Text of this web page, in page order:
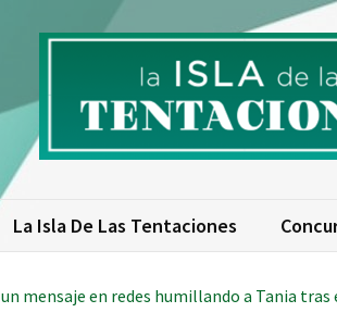
de las
todo sobre La Isla de las
La Isla De Las Tentaciones
mensaje en redes humillando a Tania